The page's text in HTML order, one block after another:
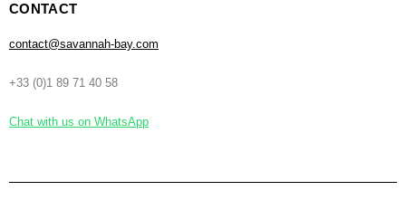
CONTACT
contact@savannah-bay.com
+33 (0)1 89 71 40 58
Chat with us on WhatsApp